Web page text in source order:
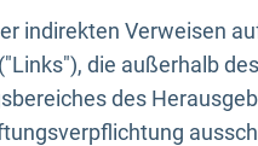
indirekten Verweisen
die außerhalb des
des